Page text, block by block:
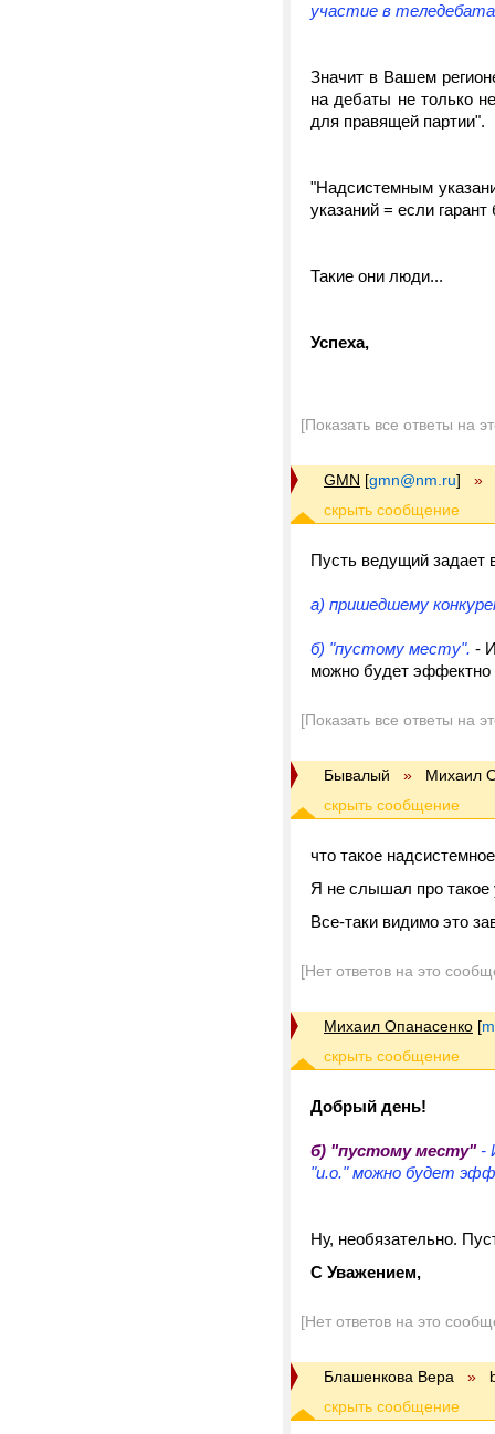
участие в
Значит в Вашем
на дебаты не только
для правящей партии".
"Надсистемным
указаний = если
Такие они люди...
Успеха,
[Показать все ответы на
GMN [gmn@nm.ru] »
Пусть ведущий задает
а) пришедшему
б) "пустому месту". -
можно будет эффектно
[Показать все ответы на
Бывалый » Михаил
что такое
Я не слышал про такое
Все-таки видимо это
[Нет ответов на это
Михаил Опанасенко [
Добрый день!
б) "пустому месту"-
"и.о." можно будет
Ну, необязательно.
С Уважением,
[Нет ответов на это
Блашенкова Вера »